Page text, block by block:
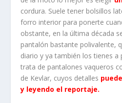
cordura. Suele tener bolsillos
forro interior para ponerte
obstante, en la última década
pantalón bastante polivalente,
diario y ya también los tienes a
trata de pantalones vaqueros
de Kevlar, cuyos detalles
y leyendo el reportaje.